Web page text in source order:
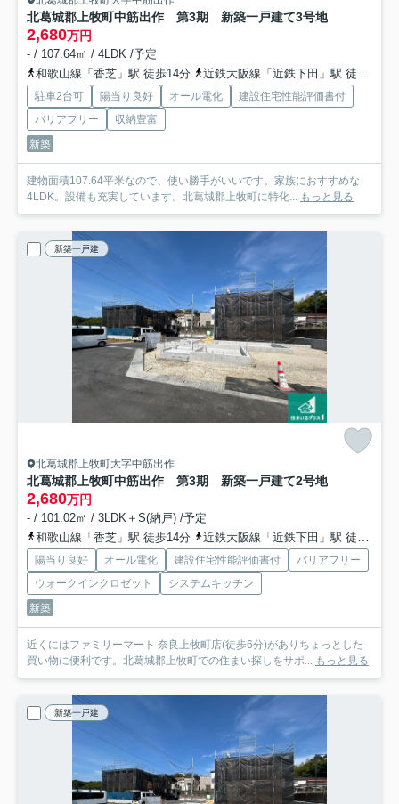
北葛城郡上牧町中筋出作 第3期 新築一戸建て3号地
2,680万円
- / 107.64㎡ / 4LDK /予定
和歌山線「香芝」駅 徒歩14分
近鉄大阪線「近鉄下田」駅 徒歩19分
駐車2台可 陽当り良好 オール電化
建設住宅性能評価書付
バリアフリー
収納豊富
新築
建物面積107.64平米なので、使い勝手がいいです。家族におすすめな
4LDK。設備も充実しています。北葛城郡上牧町に特化... もっと見る
新築一戸建
北葛城郡上牧町大字中筋出作
北葛城郡上牧町中筋出作 第3期 新築一戸建て2号地
2,680万円
- / 101.02㎡ / 3LDK＋S(納戸) /予定
和歌山線「香芝」駅 徒歩14分
近鉄大阪線「近鉄下田」駅 徒歩19分
陽当り良好 オール電化 建設住宅性能評価書付
バリアフリー
ウォークインクロゼット
システムキッチン
新築
近くにはファミリーマート 奈良上牧町店(徒歩6分)がありちょっとした
買い物に便利です。北葛城郡上牧町での住まい探しをサポ... もっと見る
新築一戸建